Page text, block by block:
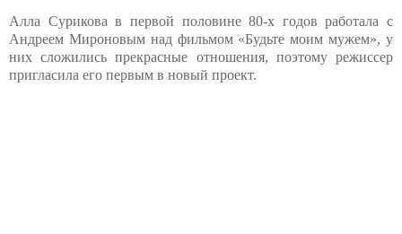
Алла Сурикова в первой половине 80-х годов работала с
Андреем Мироновым над фильмом «Будьте моим мужем», у
них сложились прекрасные отношения, поэтому режиссер
пригласила его первым в новый проект.